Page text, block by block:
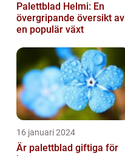
Palettblad Helmi: En
övergripande översikt av
en populär växt
16 januari 2024
Är palettblad giftiga för